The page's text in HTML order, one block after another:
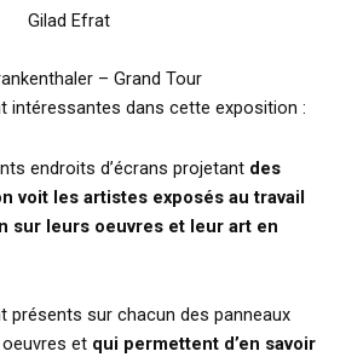
Gilad Efrat
– Grand Tour
intéressantes dans cette exposition :
endroits d’écrans projetant des
voit les artistes exposés au travail
sur leurs oeuvres et leur art en
présents sur chacun des panneaux
et qui permettent d’en savoir